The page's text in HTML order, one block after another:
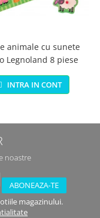
animale cu sunete
Legnoland 8 piese
INTRA IN CONT
noastre
magazinului.